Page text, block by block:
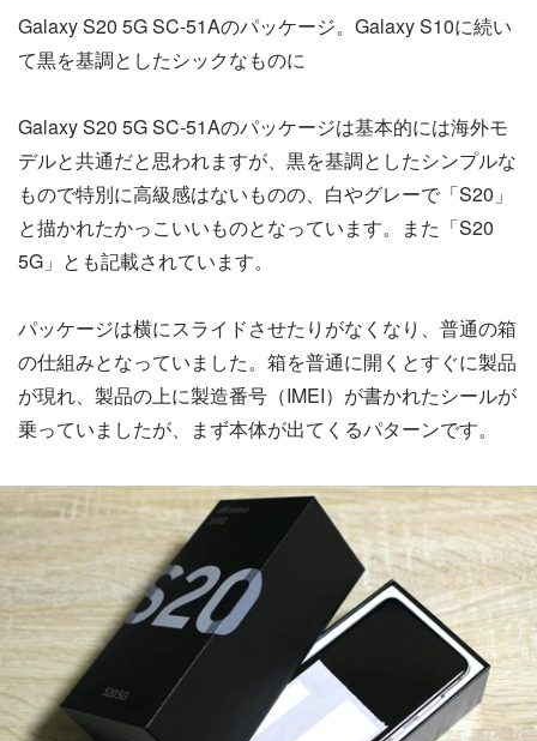
Galaxy S20 5G SC-51Aのパッケージ。Galaxy S10に続い
て黒を基調としたシックなものに
Galaxy S20 5G SC-51Aのパッケージは基本的には海外モ
デルと共通だと思われますが、黒を基調としたシンプルな
もので特別に高級感はないものの、白やグレーで「S20」
と描かれたかっこいいものとなっています。また「S20
5G」とも記載されています。
パッケージは横にスライドさせたりがなくなり、普通の箱
の仕組みとなっていました。箱を普通に開くとすぐに製品
が現れ、製品の上に製造番号（IMEI）が書かれたシールが
乗っていましたが、まず本体が出てくるパターンです。